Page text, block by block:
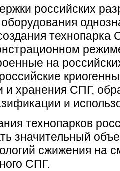
российских
технопарка
на
и хранения СПГ,
и
технопарков
значительный
сжижения на
СПГ.